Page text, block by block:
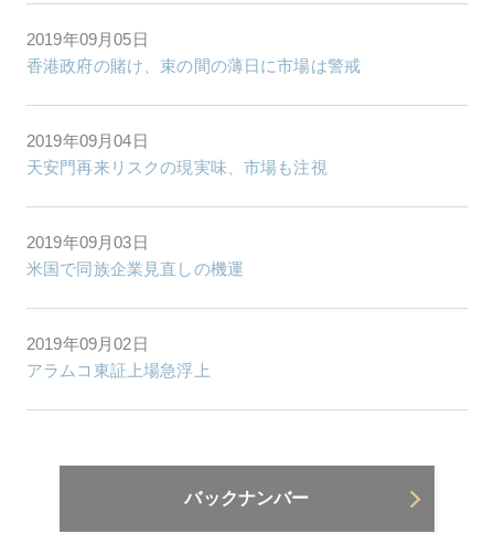
2019年09月05日
香港政府の賭け、束の間の薄日に市場は警戒
2019年09月04日
天安門再来リスクの現実味、市場も注視
2019年09月03日
米国で同族企業見直しの機運
2019年09月02日
アラムコ東証上場急浮上
バックナンバー